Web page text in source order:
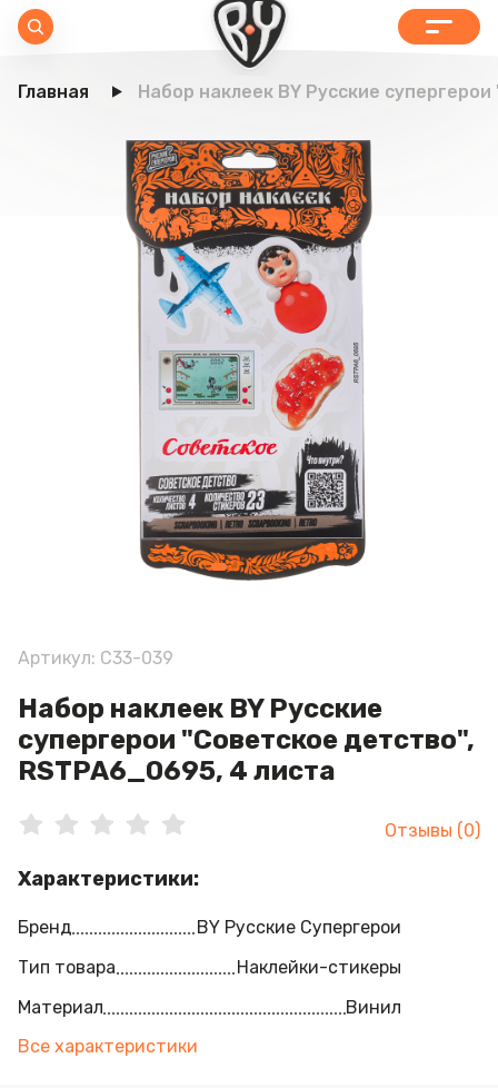
Главная Набор наклеек BY Русские
Артикул: C33-039
Набор наклеек BY Русские
супергерои "Советское детство",
RSTPA6_0695, 4 листа
Отзывы (0)
Характеристики:
Бренд
BY Русские Супергерои
Тип товара
Наклейки-стикеры
Материал
Винил
Все характеристики